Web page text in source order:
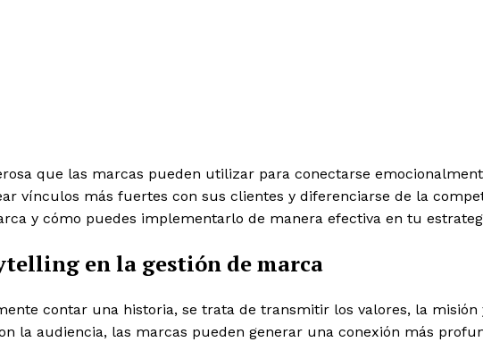
que las marcas pueden utilizar para conectarse
vínculos más fuertes con sus clientes y diferenciarse de la
y cómo puedes implementarlo de manera efectiva en tu
en la gestión de marca
contar una historia, se trata de transmitir los valores, la
la audiencia, las marcas pueden generar una conexión más